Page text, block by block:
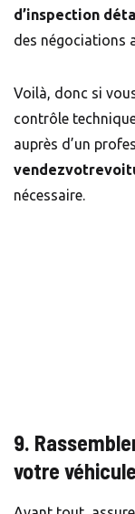
d’inspection
des négociations
Voilà, donc si
contrôle
auprès d’un
nécessaire.
9.
votre véhicule